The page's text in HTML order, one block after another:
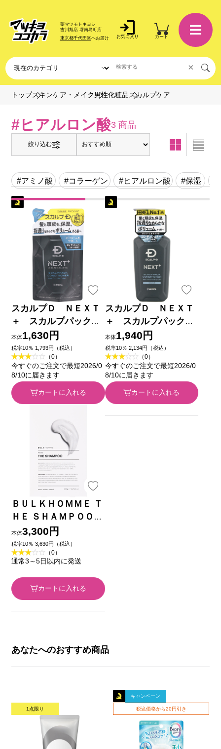
薬マツモトキヨシ
吉川旭店 堺南島町店
東京都千代田区へお届け お気に入り カート
×
トップスキンケア・メイク 男性化粧品 スカルプケア
#ヒアルロン酸3 商品
絞り込む
#アミノ酸 #コラーゲン #ヒアルロン酸 #保湿
スカルプＤ ＮＥＸＴ
＋ スカルプパックコ
ンディショナー つめ
かえ用 ３００ｇ アン
ファー
本体1,630円
税率10％ 1,793円（税込）
（0）
今すぐのご注文で最短2026/0
8/10に届きます
カートに入れる
スカルプＤ ＮＥＸＴ
＋ スカルプパックコ
ンディショナー ３５０
ｇ アンファー
本体1,940円
税率10％ 2,134円（税込）
（0）
今すぐのご注文で最短2026/0
8/10に届きます
カートに入れる
ＢＵＬＫＨＯＭＭＥ Ｔ
ＨＥ ＳＨＡＭＰＯＯ
２００Ｇ バルクオム
本体3,300円
税率10％ 3,630円（税込）
（0）
通常3～5日以内に発送
カートに入れる
あなたへのおすすめ商品
1点限り
キャンペーン
税込価格から20円引き